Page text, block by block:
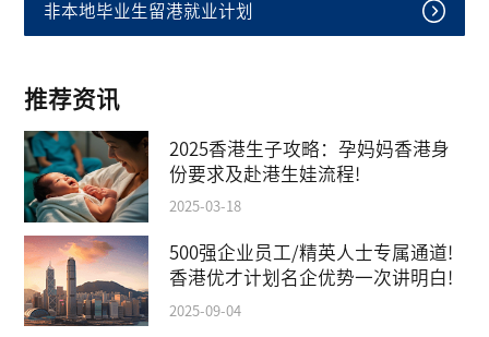
非本地毕业生留港就业计划
推荐资讯
2025香港生子攻略：孕妈妈香港身
份要求及赴港生娃流程!
2025-03-18
500强企业员工/精英人士专属通道!
香港优才计划名企优势一次讲明白!
2025-09-04